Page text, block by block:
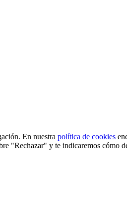
En nuestra política de cookies
"Rechazar" y te indicaremos cómo